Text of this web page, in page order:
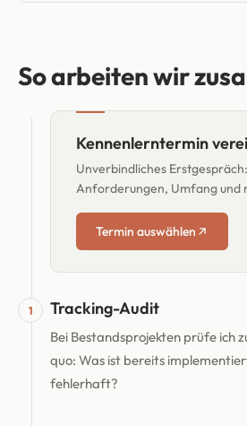
So arbeiten wir
Kennenlerntermin
Unverbindliches
Anforderungen, Umfang und
Termin auswählen
1 Tracking-Audit
Bei Bestandsprojekten prüfe ich
quo: Was ist bereits
fehlerhaft?